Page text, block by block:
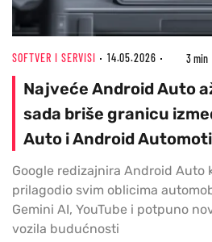
SOFTVER I SERVISI 14.05.2026 3 min
Najveće Android Auto
sada briše granicu
Auto i Android
Google redizajnira Android Auto
prilagodio svim oblicima
Gemini AI, YouTube i potpuno
vozila budućnosti